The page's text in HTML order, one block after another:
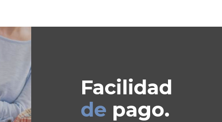
Facilidad
de pago.